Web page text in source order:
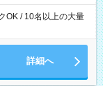
OK / 10名以上の大量
詳細へ